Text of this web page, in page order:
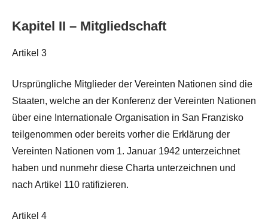
Kapitel II – Mitgliedschaft
Artikel 3
Ursprüngliche Mitglieder der Vereinten Nationen sind die
Staaten, welche an der Konferenz der Vereinten Nationen
über eine Internationale Organisation in San Franzisko
teilgenommen oder bereits vorher die Erklärung der
Vereinten Nationen vom 1. Januar 1942 unterzeichnet
haben und nunmehr diese Charta unterzeichnen und
nach Artikel 110 ratifizieren.
Artikel 4